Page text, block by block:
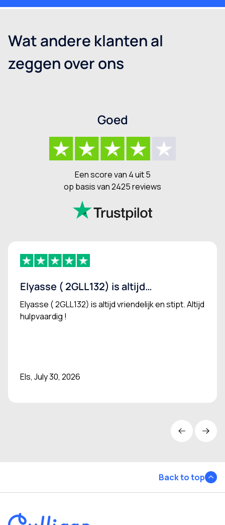
Wat andere klanten al
zeggen over ons
Goed
Een score van 4 uit 5
op basis van 2425 reviews
Elyasse ( 2GLL132) is altijd…
Elyasse ( 2GLL132) is altijd vriendelijk en stipt. Altijd
hulpvaardig !
Els, July 30, 2026
Back to top